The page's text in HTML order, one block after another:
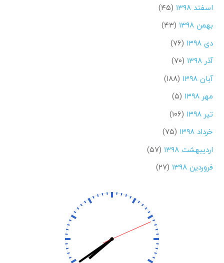
اسفند ۱۳۹۸
(۴۵)
بهمن ۱۳۹۸
(۴۳)
دی ۱۳۹۸
(۷۶)
آذر ۱۳۹۸
(۷۰)
آبان ۱۳۹۸
(۱۸۸)
مهر ۱۳۹۸
(۵)
تیر ۱۳۹۸
(۱۰۶)
خرداد ۱۳۹۸
(۷۵)
اردیبهشت ۱۳۹۸
(۵۷)
فروردین ۱۳۹۸
(۲۷)